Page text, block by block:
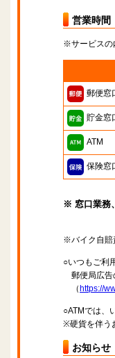
営業時間
※サービスの
郵便窓
貯金窓
ATM
保険窓
※ 窓口業務
※バイク自賠
○いつもご利
郵便局広告
（ https://
○ATMでは、
※硬貨を伴う
お知らせ